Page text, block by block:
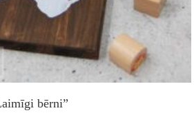
bērni”